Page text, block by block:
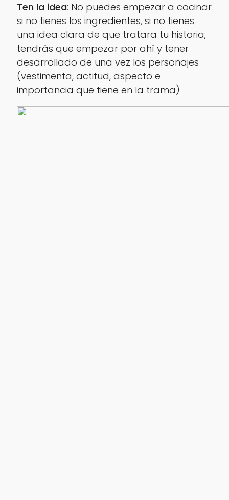
Ten la idea: No puedes empezar a cocinar
si no tienes los ingredientes, si no tienes
una idea clara de que tratara tu historia;
tendrás que empezar por ahí y tener
desarrollado de una vez los personajes
(vestimenta, actitud, aspecto e
importancia que tiene en la trama)